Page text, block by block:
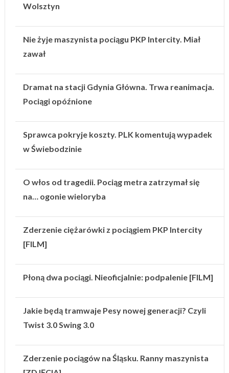
Wolsztyn
Nie żyje maszynista pociągu PKP Intercity. Miał
zawał
Dramat na stacji Gdynia Główna. Trwa reanimacja.
Pociągi opóźnione
Sprawca pokryje koszty. PLK komentują wypadek
w Świebodzinie
O włos od tragedii. Pociąg metra zatrzymał się
na… ogonie wieloryba
Zderzenie ciężarówki z pociągiem PKP Intercity
[FILM]
Płoną dwa pociągi. Nieoficjalnie: podpalenie [FILM]
Jakie będą tramwaje Pesy nowej generacji? Czyli
Twist 3.0 Swing 3.0
Zderzenie pociągów na Śląsku. Ranny maszynista